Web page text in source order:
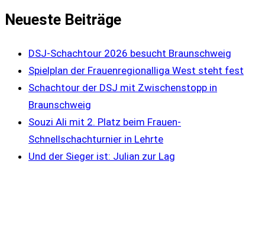
Neueste Beiträge
DSJ-Schachtour 2026 besucht Braunschweig
Spielplan der Frauenregionalliga West steht fest
Schachtour der DSJ mit Zwischenstopp in
Braunschweig
Souzi Ali mit 2. Platz beim Frauen-
Schnellschachturnier in Lehrte
Und der Sieger ist: Julian zur Lag